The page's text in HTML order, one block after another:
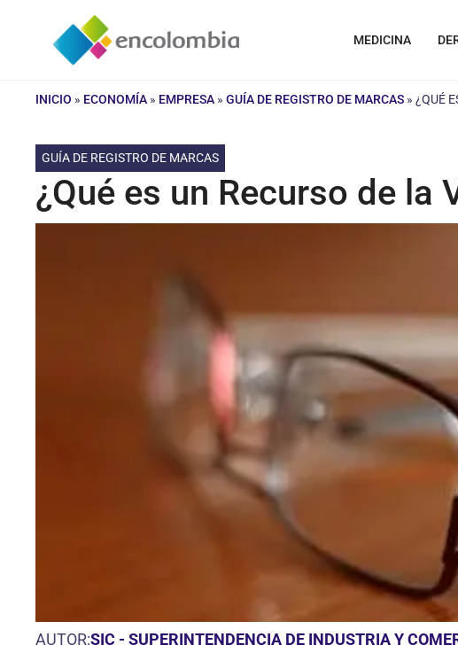
contenido
MEDICINA
INICIO » ECONOMÍA » EMPRESA » GUÍA DE REGISTRO DE MARCAS » ¿QUÉ
GUÍA DE REGISTRO DE MARCAS
¿Qué es un Recurso de la
AUTOR:SIC - SUPERINTENDENCIA DE INDUSTRIA Y